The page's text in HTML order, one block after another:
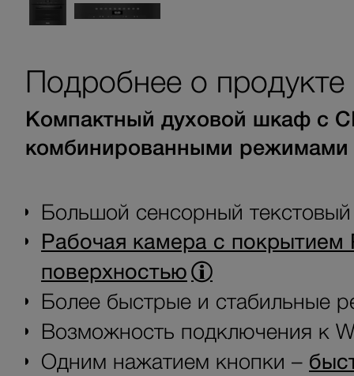
Подробнее о продукте
Компактный духовой шкаф с
комбинированными режимами
Большой сенсорный
Рабочая камера с
поверхностью
Более быстрые и стабильные
Возможность подключения к
Одним нажатием кнопки –